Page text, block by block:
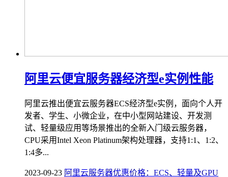
阿里云便宜服务器经济型e实例性能
阿里云推出便宜云服务器ECS经济型e实例，面向个人开
发者、学生、小微企业，在中小型网站建设、开发测
试、轻量级应用等场景推出的全新入门级云服务器，
CPU采用Intel Xeon Platinum架构处理器，支持1:1、1:2、
1:4多...
2023-09-23 阿里云服务器优惠价格：ECS、轻量及GPU